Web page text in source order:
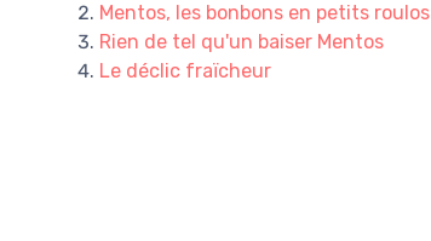
Mentos, les bonbons en petits roulos
Rien de tel qu'un baiser Mentos
Le déclic fraïcheur